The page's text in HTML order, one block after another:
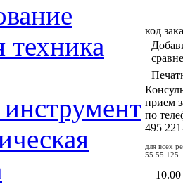
техника
код
прием
по
495
для всех
55 55 125